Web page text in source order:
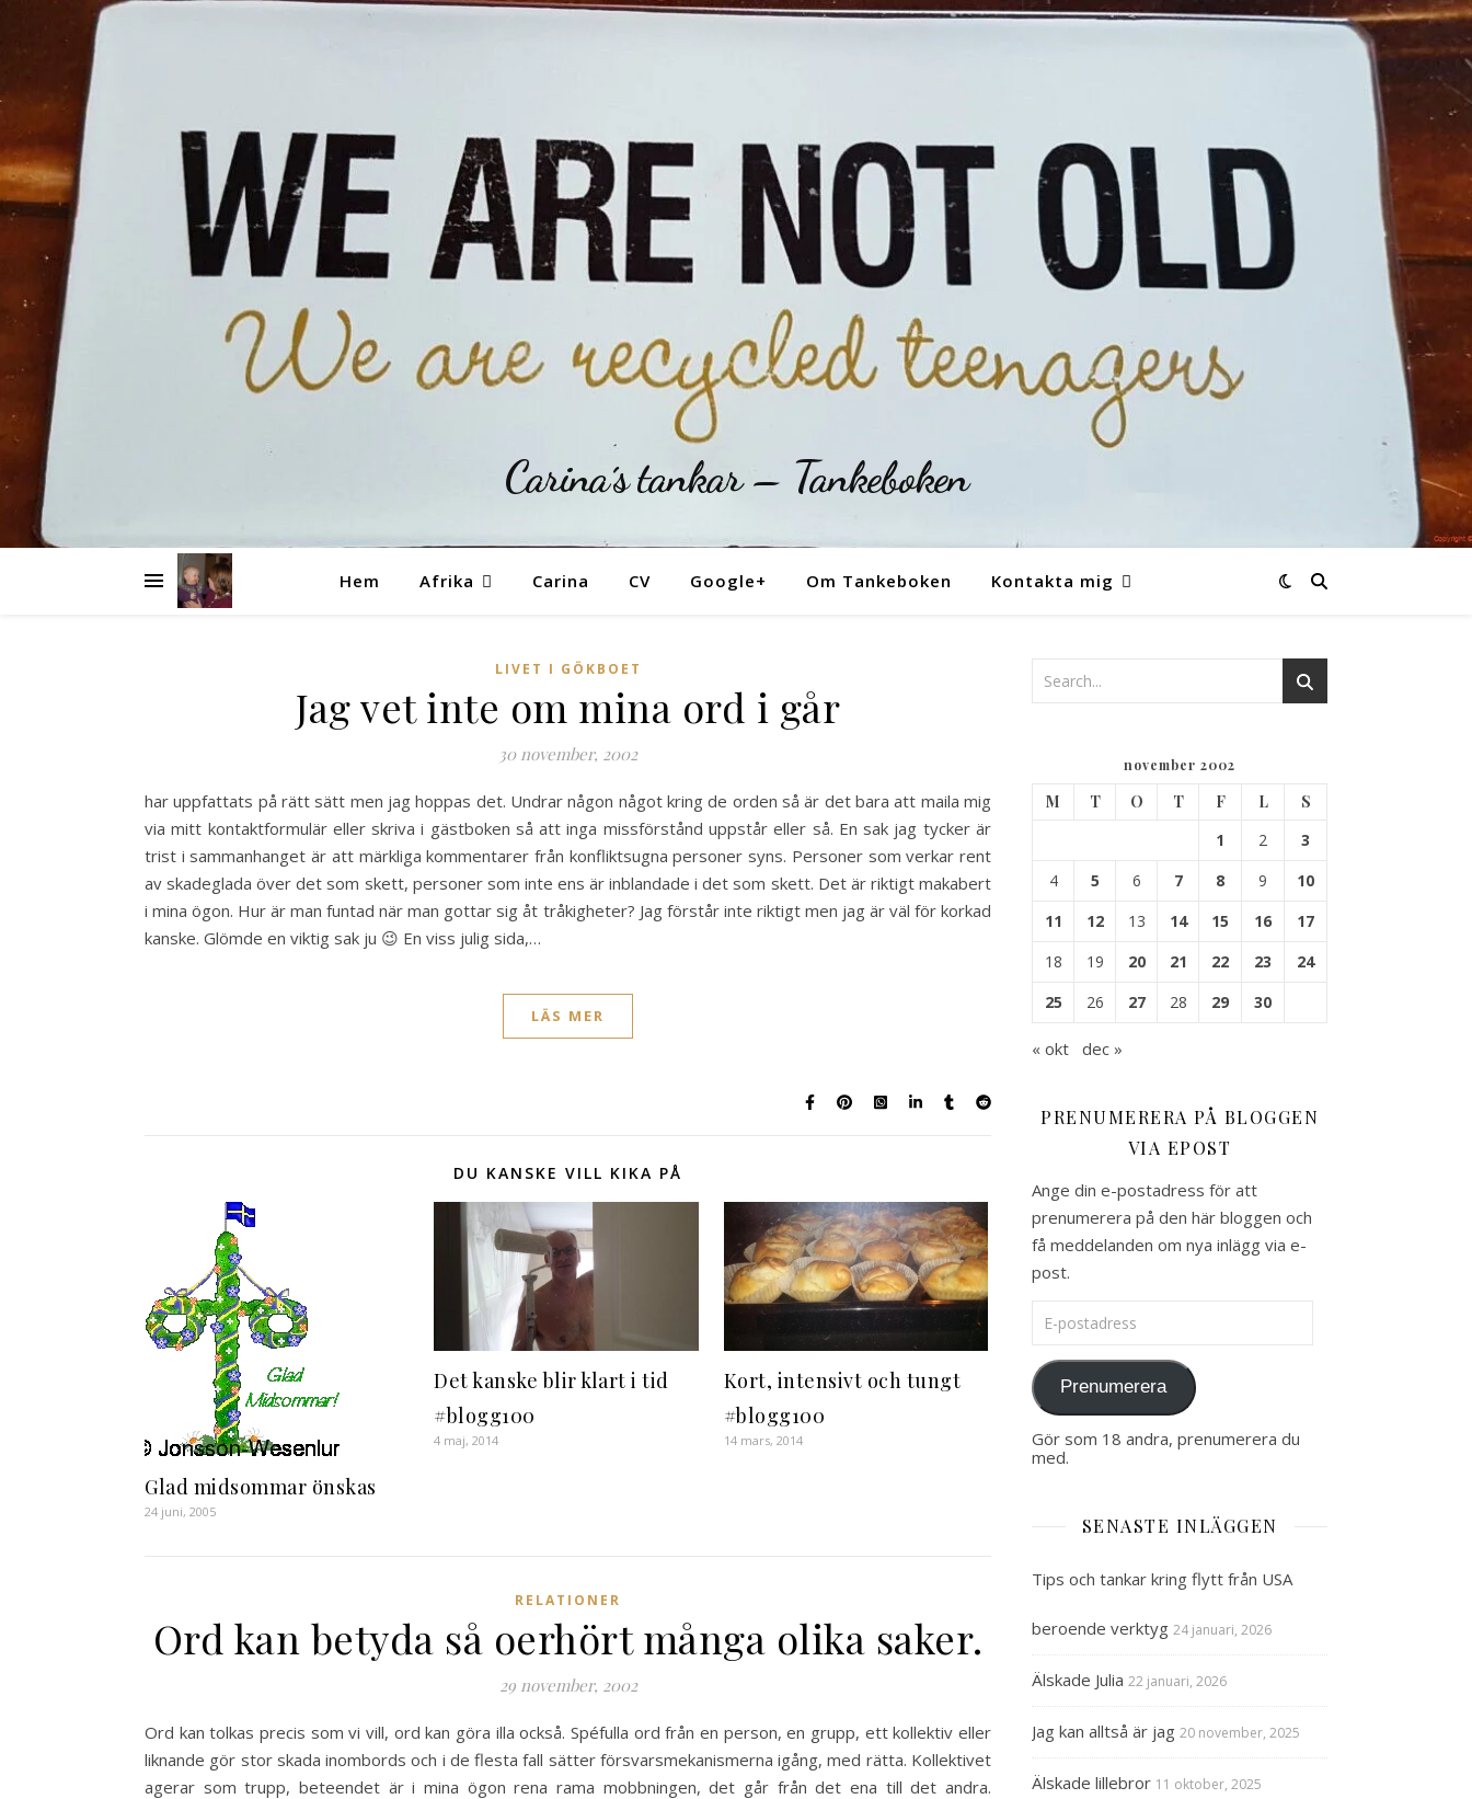
Carina´s tankar – Tankeboken
Hem Afrika Carina CV Google+ Om Tankeboken Kontakta mig
LIVET I GÖKBOET
Jag vet inte om mina ord i går
30 november, 2002
har uppfattats på rätt sätt men jag hoppas det. Undrar någon något kring de orden så är det bara att maila mig
via mitt kontaktformulär eller skriva i gästboken så att inga missförstånd uppstår eller så. En sak jag tycker är
trist i sammanhanget är att märkliga kommentarer från konfliktsugna personer syns. Personer som verkar rent
av skadeglada över det som skett, personer som inte ens är inblandade i det som skett. Det är riktigt makabert
i mina ögon. Hur är man funtad när man gottar sig åt tråkigheter? Jag förstår inte riktigt men jag är väl för korkad
kanske. Glömde en viktig sak ju 😉 En viss julig sida,…
LÄS MER
DU KANSKE VILL KIKA PÅ
Glad midsommar önskas
24 juni, 2005
Det kanske blir klart i tid
#blogg100
4 maj, 2014
Kort, intensivt och tungt
#blogg100
14 mars, 2014
RELATIONER
Ord kan betyda så oerhört många olika saker.
29 november, 2002
Ord kan tolkas precis som vi vill, ord kan göra illa också. Spéfulla ord från en person, en grupp, ett kollektiv eller
liknande gör stor skada inombords och i de flesta fall sätter försvarsmekanismerna igång, med rätta. Kollektivet
agerar som trupp, beteendet är i mina ögon rena rama mobbningen, det går från det ena till det andra.
november 2002
M T O T F L
S
1
2
3
4
5 6 7 8 9
10
11
12 13 14 15 16
17
18
19 20 21 22 23
24
25
26 27 28 29 30
« okt dec »
PRENUMERERA PÅ BLOGGEN
VIA EPOST
Ange din e-postadress för att
prenumerera på den här bloggen och
få meddelanden om nya inlägg via e-
post.
E-postadress
Prenumerera
Gör som 18 andra, prenumerera du
med.
SENASTE INLÄGGEN
Tips och tankar kring flytt från USA
beroende verktyg 24 januari, 2026
Älskade Julia 22 januari, 2026
Jag kan alltså är jag 20 november, 2025
Älskade lillebror 11 oktober, 2025